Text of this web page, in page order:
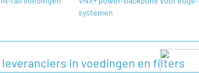
systemen
in voedingen en filters